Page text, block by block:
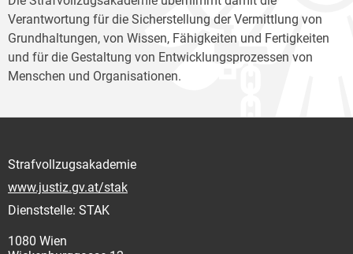
Verantwortung für die Sicherstellung der Vermittlung von
Grundhaltungen, von Wissen, Fähigkeiten und Fertigkeiten
und für die Gestaltung von Entwicklungsprozessen von
Menschen und Organisationen.
Strafvollzugsakademie
www.justiz.gv.at/stak
Dienststelle: STAK
1080 Wien